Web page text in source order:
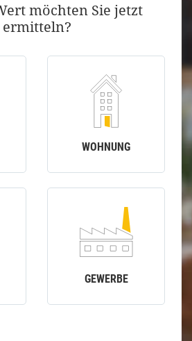
möchten Sie jetzt
ermitteln?
WOHNUNG
GEWERBE